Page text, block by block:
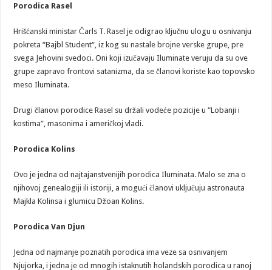
Porodica Rasel
Hrišćanski ministar Čarls T. Rasel je odigrao ključnu ulogu u osnivanju
pokreta “Bajbl Student“, iz kog su nastale brojne verske grupe, pre
svega Jehovini svedoci. Oni koji izučavaju Iluminate veruju da su ove
grupe zapravo frontovi satanizma, da se članovi koriste kao topovsko
meso Iluminata.
Drugi članovi porodice Rasel su držali vodeće pozicije u “Lobanji i
kostima”, masonima i američkoj vladi.
Porodica Kolins
Ovo je jedna od najtajanstvenijih porodica Iluminata. Malo se zna o
njihovoj genealogiji ili istoriji, a mogući članovi uključuju astronauta
Majkla Kolinsa i glumicu Džoan Kolins.
Porodica Van Djun
Jedna od najmanje poznatih porodica ima veze sa osnivanjem
Njujorka, i jedna je od mnogih istaknutih holandskih porodica u ranoj